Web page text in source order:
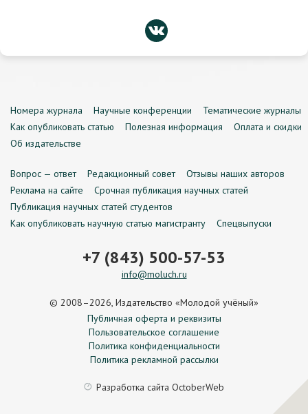
Номера журнала Научные конференции
Тематические журналы
Как опубликовать статью
Полезная информация
Оплата и скидки
Об издательстве
Вопрос — ответ Редакционный совет
Отзывы наших авторов
Реклама на сайте
Срочная публикация научных статей
Публикация научных статей студентов
Как опубликовать научную статью магистранту
Спецвыпуски
+7 (843) 500-57-53
info@moluch.ru
© 2008–2026, Издательство «Молодой учёный»
Публичная оферта и реквизиты
Пользовательское соглашение
Политика конфиденциальности
Политика рекламной рассылки
Разработка сайта OctoberWeb